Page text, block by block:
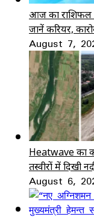
आज का राशिफल
जानें करियर,
August 7,
Heatwave का
तस्वीरों में दिखी
August 6,